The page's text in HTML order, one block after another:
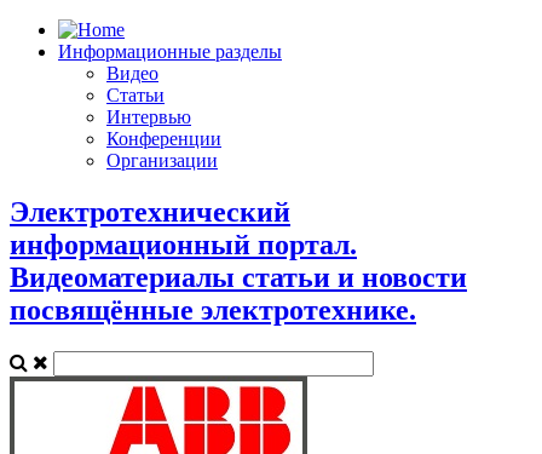
Информационные разделы
Видео
Статьи
Интервью
Конференции
Организации
Электротехнический
информационный портал.
Видеоматериалы статьи и новости
посвящённые электротехнике.